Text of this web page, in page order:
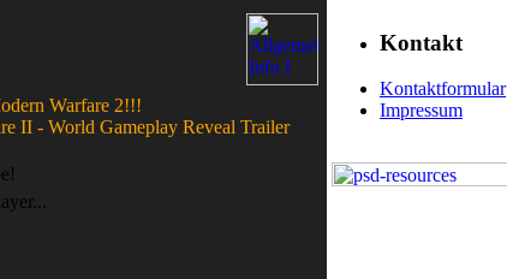
Warfare 2!!!
II - World Gameplay Reveal Trailer
Kontakt
Kontaktformular
Impressum